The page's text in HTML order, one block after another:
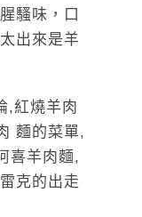
騷味，口
出來是羊